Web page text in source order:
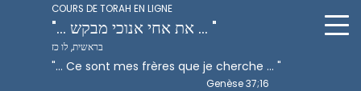
COURS DE TORAH EN LIGNE
"... את אחי אנוכי מבקש ... "
בראשית, לו כז
"... Ce sont mes frères que je cherche ... "
Genèse 37;16